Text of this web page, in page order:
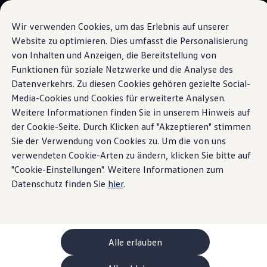
Wir verwenden Cookies, um das Erlebnis auf unserer
Website zu optimieren. Dies umfasst die Personalisierung
von Inhalten und Anzeigen, die Bereitstellung von
Funktionen für soziale Netzwerke und die Analyse des
Datenverkehrs. Zu diesen Cookies gehören gezielte Social-
Media-Cookies und Cookies für erweiterte Analysen.
Weitere Informationen finden Sie in unserem Hinweis auf
der Cookie-Seite. Durch Klicken auf "Akzeptieren" stimmen
Sie der Verwendung von Cookies zu. Um die von uns
verwendeten Cookie-Arten zu ändern, klicken Sie bitte auf
"Cookie-Einstellungen". Weitere Informationen zum
Datenschutz finden Sie hier.
Alle erlauben
Zum
Hauptinhalt
springen
Zum
Footer
springen
Ihre Konfiguration
Sondermodelle UNITED
Beratung und Kauf
Aktuelle Angebote
Geschäftskunden und Flotten
Sofort verfügbare Fahrzeuge
Occasionen
Finanzierung
Leasing-Rechner
Elektromobilität
Kosten und Finanzierung
Laden und Reichweite
Zuhause Laden
Unterwegs Laden
Bidirektionales Laden
Erneuerbare Energielösung: Helion
ChargeOn
Technologie und Batterie
Wie das Batteriesystem der ID. Modelle
Keyless Access
Komfortabler Einstieg